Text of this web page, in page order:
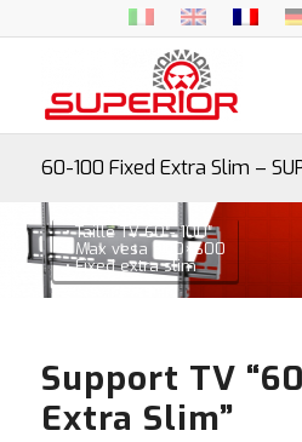
60-100 Fixed Extra Slim –
• Taille TV 60″- 100″
• Max vesa 900×600
• Fixed extra slim
Support TV
Extra Slim”